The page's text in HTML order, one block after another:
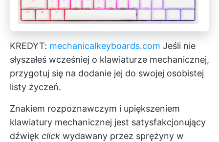
KREDYT: mechanicalkeyboards.com Jeśli nie
słyszałeś wcześniej o klawiaturze mechanicznej,
przygotuj się na dodanie jej do swojej osobistej
listy życzeń.
Znakiem rozpoznawczym i upiększeniem
klawiatury mechanicznej jest satysfakcjonujący
dźwięk click wydawany przez sprężyny w